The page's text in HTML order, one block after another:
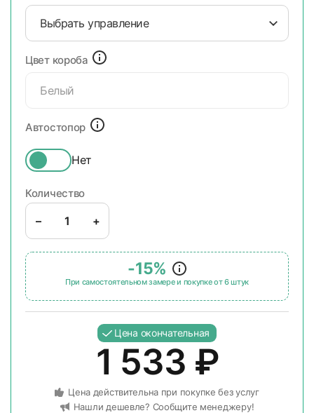
Выбрать управление
Цвет короба
Белый
Автостопор
Нет
Количество
– +
-15%
При самостоятельном замере и покупке от 6 штук
Цена окончательная
1 533 ₽
Цена действительна при покупке без услуг
Нашли дешевле? Сообщите менеджеру!